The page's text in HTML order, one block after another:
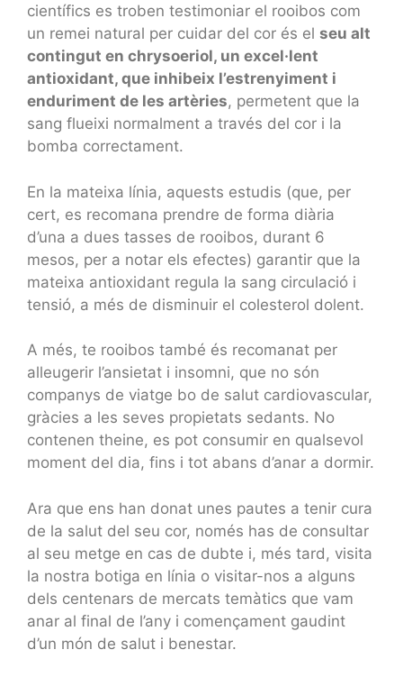
científics es troben testimoniar el rooibos com
un remei natural per cuidar del cor és el seu alt
contingut en chrysoeriol, un excel·lent
antioxidant, que inhibeix l’estrenyiment i
enduriment de les artèries, permetent que la
sang flueixi normalment a través del cor i la
bomba correctament.
En la mateixa línia, aquests estudis (que, per
cert, es recomana prendre de forma diària
d’una a dues tasses de rooibos, durant 6
mesos, per a notar els efectes) garantir que la
mateixa antioxidant regula la sang circulació i
tensió, a més de disminuir el colesterol dolent.
A més, te rooibos també és recomanat per
alleugerir l’ansietat i insomni, que no són
companys de viatge bo de salut cardiovascular,
gràcies a les seves propietats sedants. No
contenen theine, es pot consumir en qualsevol
moment del dia, fins i tot abans d’anar a dormir.
Ara que ens han donat unes pautes a tenir cura
de la salut del seu cor, només has de consultar
al seu metge en cas de dubte i, més tard, visita
la nostra botiga en línia o visitar-nos a alguns
dels centenars de mercats temàtics que vam
anar al final de l’any i començament gaudint
d’un món de salut i benestar.